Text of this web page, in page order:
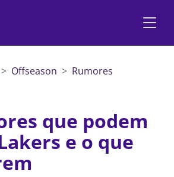
Offseason Rumores
que podem
e o que